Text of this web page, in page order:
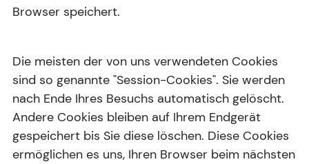
Browser speichert.
Die meisten der von uns verwendeten Cookies
sind so genannte "Session-Cookies". Sie werden
nach Ende Ihres Besuchs automatisch gelöscht.
Andere Cookies bleiben auf Ihrem Endgerät
gespeichert bis Sie diese löschen. Diese Cookies
ermöglichen es uns, Ihren Browser beim nächsten